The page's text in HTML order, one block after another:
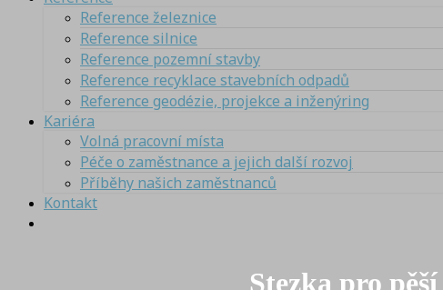
Reference železnice
Reference silnice
Reference pozemní stavby
Reference recyklace stavebních odpadů
Reference geodézie, projekce a inženýring
Kariéra
Volná pracovní místa
Péče o zaměstnance a jejich další rozvoj
Příběhy našich zaměstnanců
Kontakt
Stezka pro